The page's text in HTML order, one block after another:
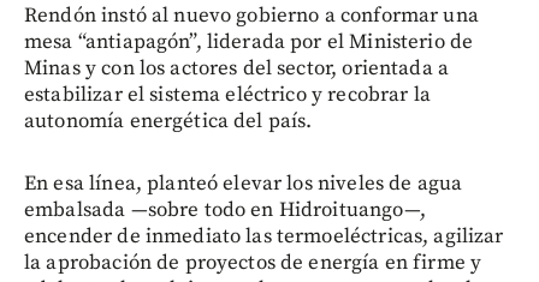
Rendón instó al nuevo gobierno a conformar una
mesa “antiapagón”, liderada por el Ministerio de
Minas y con los actores del sector, orientada a
estabilizar el sistema eléctrico y recobrar la
autonomía energética del país.
En esa línea, planteó elevar los niveles de agua
embalsada —sobre todo en Hidroituango—,
encender de inmediato las termoeléctricas, agilizar
la aprobación de proyectos de energía en firme y